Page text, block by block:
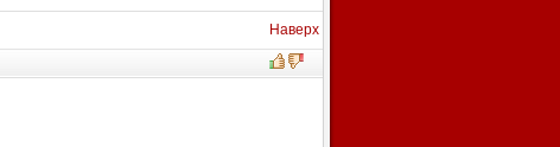
Наверх